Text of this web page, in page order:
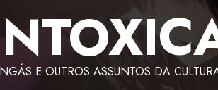
E OUTROS ASSUNTOS DA